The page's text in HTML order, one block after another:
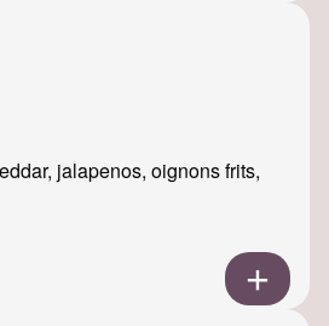
jalapenos, oignons frits,